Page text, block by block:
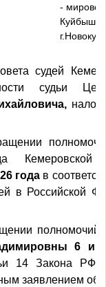
- мировой
судей
судьи
года в
в Российской
полномочий
6
14 Закона РФ
заявлением об